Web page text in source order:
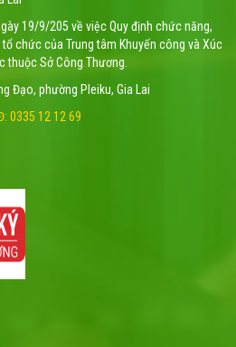
19/9/205 về việc Quy định chức năng,
chức của Trung tâm Khuyến công và Xúc
thuộc Sở Công Thương.
Đạo, phường Pleiku, Gia Lai
0335 12 12 69